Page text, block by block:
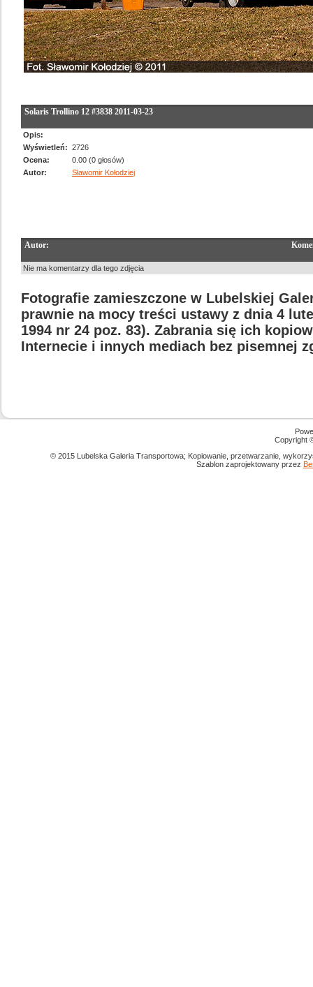
Solaris Trollino 12 #3838 2011-03-23
Opis:
Wyświetleń: 2726
Ocena:
0.00 (0 głosów)
Autor:
Sławomir Kołodziej
Autor:
Nie ma komentarzy dla tego zdjęcia
Fotografie zamieszczone w Lubelskiej
prawnie na mocy treści ustawy z dnia 4
1994 nr 24 poz. 83). Zabrania się ich
Internecie i innych mediach bez pisemnej
Copyright
© 2015 Lubelska Galeria Transportowa; Kopiowanie, przetwarzanie,
Szablon zaprojektowany przez